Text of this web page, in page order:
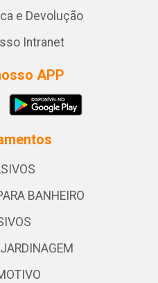
e Devolução
Intranet
APP
BANHEIRO